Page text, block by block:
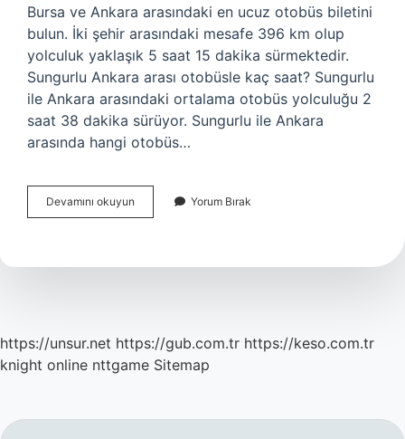
Bursa ve Ankara arasındaki en ucuz otobüs biletini
bulun. İki şehir arasındaki mesafe 396 km olup
yolculuk yaklaşık 5 saat 15 dakika sürmektedir.
Sungurlu Ankara arası otobüsle kaç saat? Sungurlu
ile Ankara arasındaki ortalama otobüs yolculuğu 2
saat 38 dakika sürüyor. Sungurlu ile Ankara
arasında hangi otobüs…
Devamını okuyun
Ankara
Saat
Yorum Bırak
https://unsur.net https://gub.com.tr https://keso.com.tr
knight online nttgame Sitemap